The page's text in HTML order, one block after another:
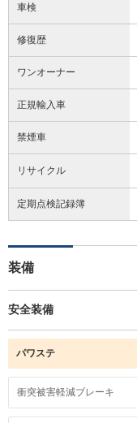
車検
修復歴
ワンオーナー
正規輸入車
禁煙車
リサイクル
定期点検記録簿
装備
安全装備
パワステ
衝突被害軽減ブレーキ